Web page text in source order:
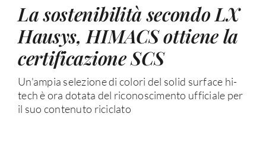
La sostenibilità secondo LX
Hausys, HIMACS ottiene la
certificazione SCS
Un'ampia selezione di colori del solid surface hi-
tech è ora dotata del riconoscimento ufficiale per
il suo contenuto riciclato